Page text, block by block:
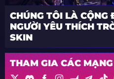
CHÚNG TÔI LÀ CỘNG
NGƯỜI YÊU THÍCH
SKIN
THAM GIA CÁC